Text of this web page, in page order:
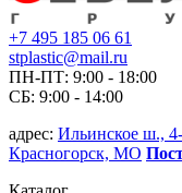
+7 495 185 06 61
stplastic@mail.ru
ПН-ПТ: 9:00 - 18:00
СБ: 9:00 - 14:00
адрес: Ильинское ш.,
Красногорск, МО